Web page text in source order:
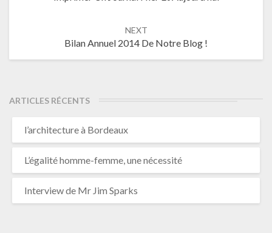
NEXT
Bilan Annuel 2014 De Notre Blog !
ARTICLES RÉCENTS
l’architecture à Bordeaux
L’égalité homme-femme, une nécessité
Interview de Mr Jim Sparks